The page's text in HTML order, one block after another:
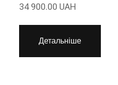
34 900.00 UAH
Детальніше